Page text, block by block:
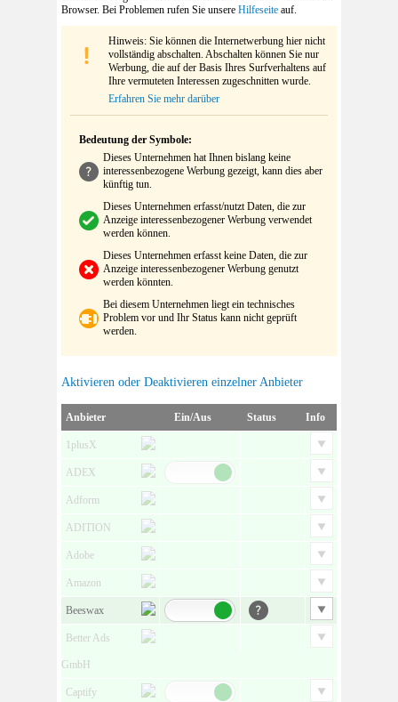
Browser. Bei Problemen rufen Sie unsere Hilfeseite auf.
Hinweis: Sie können die Internetwerbung hier nicht
vollständig abschalten. Abschalten können Sie nur
Werbung, die auf der Basis Ihres Surfverhaltens auf
Ihre vermuteten Interessen zugeschnitten wurde.
Erfahren Sie mehr darüber
Bedeutung der Symbole:
Dieses Unternehmen hat Ihnen bislang keine
interessenbezogene Werbung gezeigt, kann dies aber
künftig tun.
Dieses Unternehmen erfasst/nutzt Daten, die zur
Anzeige interessenbezogener Werbung verwendet
werden können.
Dieses Unternehmen erfasst keine Daten, die zur
Anzeige interessenbezogener Werbung genutzt
werden könnten.
Bei diesem Unternehmen liegt ein technisches
Problem vor und Ihr Status kann nicht geprüft
werden.